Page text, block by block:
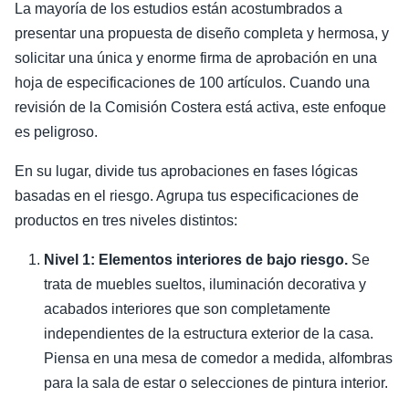
La mayoría de los estudios están acostumbrados a
presentar una propuesta de diseño completa y hermosa, y
solicitar una única y enorme firma de aprobación en una
hoja de especificaciones de 100 artículos. Cuando una
revisión de la Comisión Costera está activa, este enfoque
es peligroso.
En su lugar, divide tus aprobaciones en fases lógicas
basadas en el riesgo. Agrupa tus especificaciones de
productos en tres niveles distintos:
Nivel 1: Elementos interiores de bajo riesgo. Se
trata de muebles sueltos, iluminación decorativa y
acabados interiores que son completamente
independientes de la estructura exterior de la casa.
Piensa en una mesa de comedor a medida, alfombras
para la sala de estar o selecciones de pintura interior.